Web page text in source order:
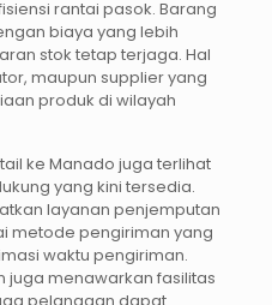
rantai pasok. Barang
biaya yang lebih
stok tetap terjaga. Hal
maupun supplier yang
produk di wilayah
ke Manado juga terlihat
yang kini tersedia.
layanan penjemputan
metode pengiriman yang
waktu pengiriman.
menawarkan fasilitas